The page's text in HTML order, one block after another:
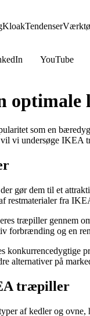
KloakTendenser
YouTube
som en
vi undersøge IKEA
gør dem til et
fra
træpiller gennem
forbrænding og en
konkurrencedygtige
alternativer på
træpiller
af kedler og ovne,